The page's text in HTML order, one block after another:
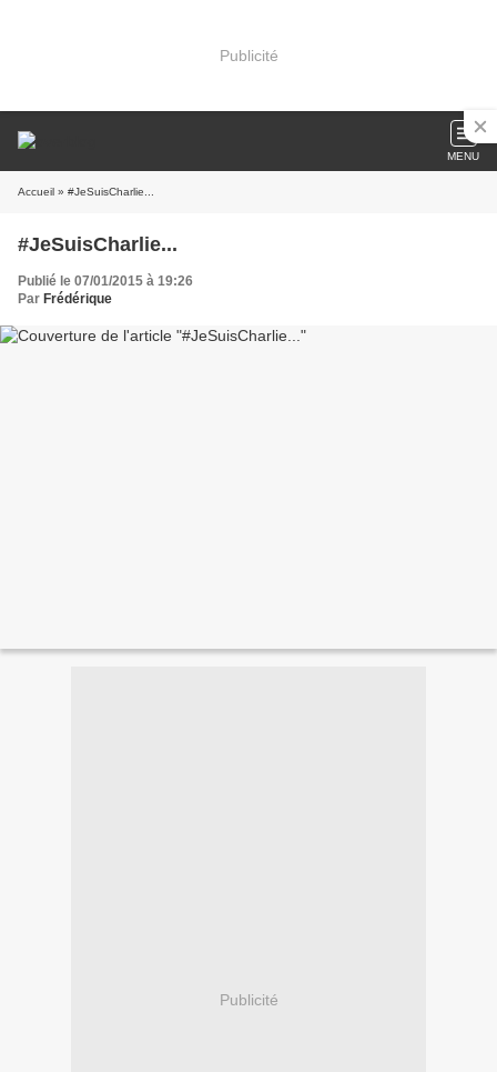
Publicité
MENU
Accueil » #JeSuisCharlie...
#JeSuisCharlie...
Publié le 07/01/2015 à 19:26
Par Frédérique
Publicité